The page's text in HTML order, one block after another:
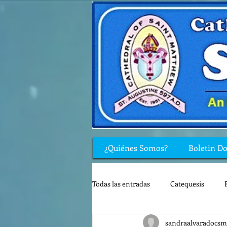
¿Quiénes Somos? Boletin
Todas las entradas Catequesis
Rincón de los niños Biblia
sandraalvaradocsm